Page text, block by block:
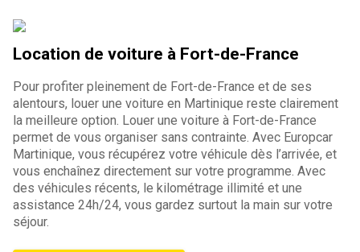
Location de voiture à Fort-de-France
Pour profiter pleinement de Fort-de-France et de ses
alentours, louer une voiture en Martinique reste clairement
la meilleure option. Louer une voiture à Fort-de-France
permet de vous organiser sans contrainte. Avec Europcar
Martinique, vous récupérez votre véhicule dès l’arrivée, et
vous enchaînez directement sur votre programme. Avec
des véhicules récents, le kilométrage illimité et une
assistance 24h/24, vous gardez surtout la main sur votre
séjour.